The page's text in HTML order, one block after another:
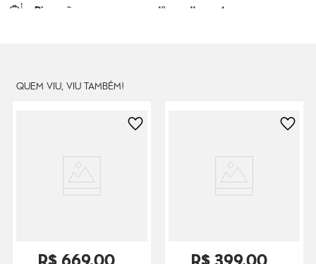
Dimensões 18 11 4
QUEM VIU, VIU TAMBÉM!